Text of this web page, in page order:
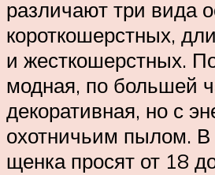
различают три вида
короткошерстных,
и жесткошерстных.
модная, по большей
декоративная, но с
охотничьим пылом. В
щенка просят от 18